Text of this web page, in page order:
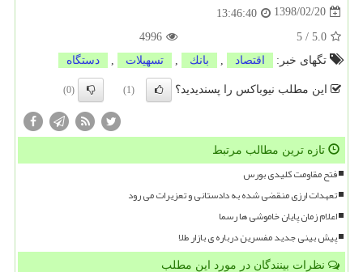
1398/02/20
13:46:40
5.0
/
5
4996
تگهای خبر:
اقتصاد بانك تسهیلات دستگاه
این مطلب نیوباکس را پسندیدید؟ (1)
(0)
تازه ترین مطالب مرتبط
فتح مقاومت کلیدی بورس
تعهدات ارزی منقضی شده به دادستانی و تعزیرات می رود
اعلام زمان پایان خاموشی ها رسما
پیش بینی جدید مفسرین درباره ی بازار طلا
نظرات بینندگان در مورد این مطلب